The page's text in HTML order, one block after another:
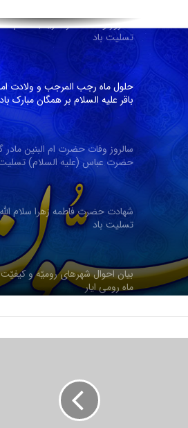
سالروز وفات حضرت زینب سلام الله
تسلیت باد
حلول ماه رجب المرجب و ولادت
باقر علیه السلام بر همگان مبارک باد
سالروز وفات حضرت ام البنین مادر
حضرت عباس (علیه السلام) تسلیت
شهادت حضرت فاطمه زهرا سلام الله
تسلیت باد
بیان احوال شهرهای رومیّه و
ماه رومی ایار
توصیه بهداشتی: گوجه سبز و چغاله
چای به لیمو